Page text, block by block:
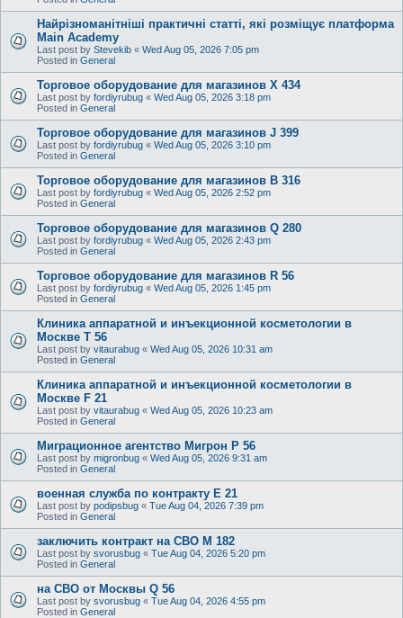
Найрізноманітніші практичні статті, які розміщує платформа
Main Academy
Last post by Stevekib « Wed Aug 05, 2026 7:05 pm
Posted in General
Торговое оборудование для магазинов X 434
Last post by fordiyrubug « Wed Aug 05, 2026 3:18 pm
Posted in General
Торговое оборудование для магазинов J 399
Last post by fordiyrubug « Wed Aug 05, 2026 3:10 pm
Posted in General
Торговое оборудование для магазинов B 316
Last post by fordiyrubug « Wed Aug 05, 2026 2:52 pm
Posted in General
Торговое оборудование для магазинов Q 280
Last post by fordiyrubug « Wed Aug 05, 2026 2:43 pm
Posted in General
Торговое оборудование для магазинов R 56
Last post by fordiyrubug « Wed Aug 05, 2026 1:45 pm
Posted in General
Клиника аппаратной и инъекционной косметологии в
Москве T 56
Last post by vitaurabug « Wed Aug 05, 2026 10:31 am
Posted in General
Клиника аппаратной и инъекционной косметологии в
Москве F 21
Last post by vitaurabug « Wed Aug 05, 2026 10:23 am
Posted in General
Миграционное агентство Мигрон P 56
Last post by migronbug « Wed Aug 05, 2026 9:31 am
Posted in General
военная служба по контракту E 21
Last post by podipsbug « Tue Aug 04, 2026 7:39 pm
Posted in General
заключить контракт на СВО M 182
Last post by svorusbug « Tue Aug 04, 2026 5:20 pm
Posted in General
на СВО от Москвы Q 56
Last post by svorusbug « Tue Aug 04, 2026 4:55 pm
Posted in General